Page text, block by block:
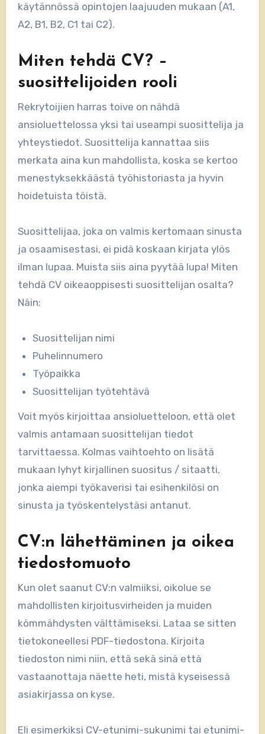
käytännössä opintojen laajuuden mukaan (A1,
A2, B1, B2, C1 tai C2).
Miten tehdä CV? –
suosittelijoiden rooli
Rekrytoijien harras toive on nähdä
ansioluettelossa yksi tai useampi suosittelija ja
yhteystiedot. Suosittelija kannattaa siis
merkata aina kun mahdollista, koska se kertoo
menestyksekkäästä työhistoriasta ja hyvin
hoidetuista töistä.
Suosittelijaa, joka on valmis kertomaan sinusta
ja osaamisestasi, ei pidä koskaan kirjata ylös
ilman lupaa. Muista siis aina pyytää lupa! Miten
tehdä CV oikeaoppisesti suosittelijan osalta?
Näin:
Suosittelijan nimi
Puhelinnumero
Työpaikka
Suosittelijan työtehtävä
Voit myös kirjoittaa ansioluetteloon, että olet
valmis antamaan suosittelijan tiedot
tarvittaessa. Kolmas vaihtoehto on lisätä
mukaan lyhyt kirjallinen suositus / sitaatti,
jonka aiempi työkaverisi tai esihenkilösi on
sinusta ja työskentelystäsi antanut.
CV:n lähettäminen ja oikea
tiedostomuoto
Kun olet saanut CV:n valmiiksi, oikolue se
mahdollisten kirjoitusvirheiden ja muiden
kömmähdysten välttämiseksi. Lataa se sitten
tietokoneellesi PDF-tiedostona. Kirjoita
tiedoston nimi niin, että sekä sinä että
vastaanottaja näette heti, mistä kyseisessä
asiakirjassa on kyse.
Eli esimerkiksi CV-etunimi-sukunimi tai etunimi-